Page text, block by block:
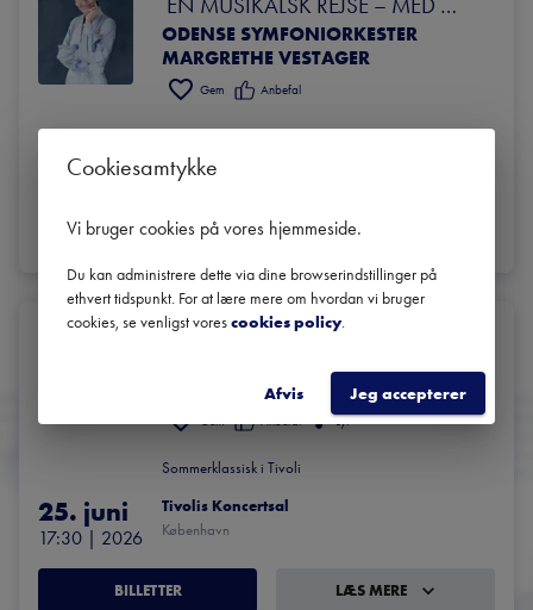
MARGRETHE VESTAGER
ODENSE SYMFONIORKESTER
MARGRETHE VESTAGER
Gem Anbefal
25. juni
17:00 | 2026
Odense
BILLETTER LÆS MERE
Joseph Calleja – de største tenorhits
DIRIGENT: CHRISTOPH GEDSCHOLD SOLIST: JOSEPH CALLEJA, TENOR
Gem Anbefal Lyt
Sommerklassisk i Tivoli
25. juni
17:30 | 2026
Tivolis Koncertsal
København
BILLETTER LÆS MERE
Cookiesamtykke
Vi bruger cookies på vores hjemmeside.
Du kan administrere dette via dine browserindstillinger på
ethvert tidspunkt. For at lære mere om hvordan vi bruger
cookies, se venligst vorescookies policy.
Afvis Jeg accepterer